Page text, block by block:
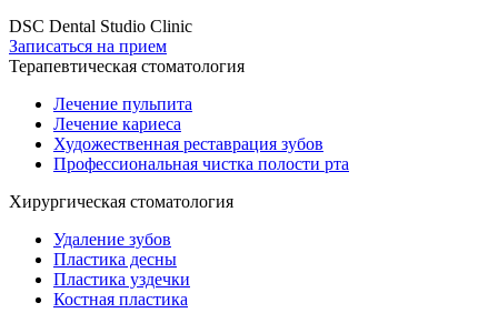
DSC Dental Studio Clinic
Записаться на прием
Терапевтическая стоматология
Лечение пульпита
Лечение кариеса
Художественная реставрация зубов
Профессиональная чистка полости рта
Хирургическая стоматология
Удаление зубов
Пластика десны
Пластика уздечки
Костная пластика